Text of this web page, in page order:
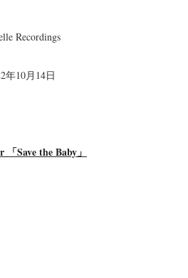
Recordings
年10月14日
Save the Baby」